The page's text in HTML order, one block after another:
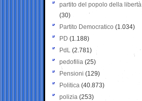
partito del popolo della libertà
(30)
Partito Democratico (1.034)
PD (1.188)
PdL (2.781)
pedofilia (25)
Pensioni (129)
Politica (40.873)
polizia (253)